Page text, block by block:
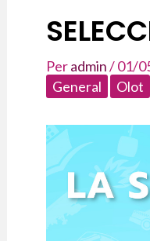
Peradmin/01/
General
Olot